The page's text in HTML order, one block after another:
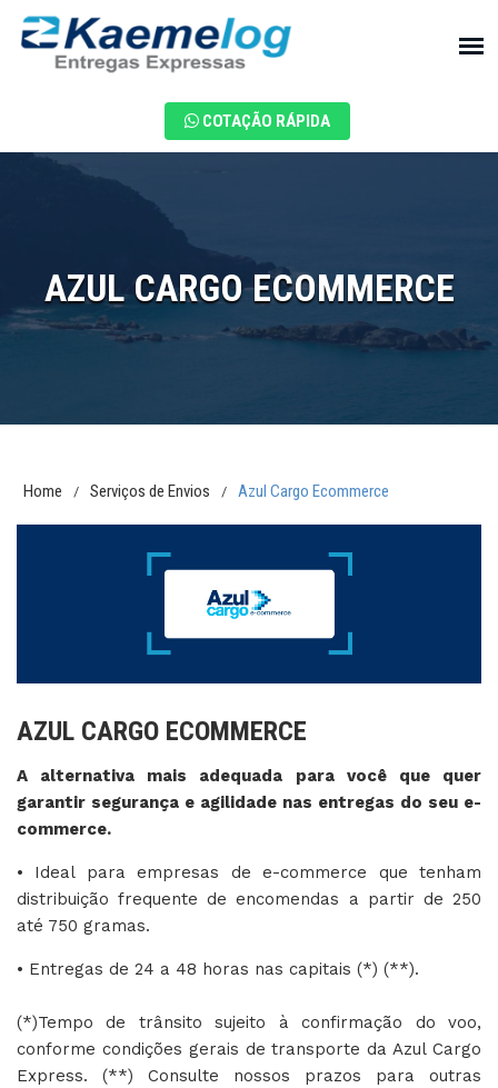
COTAÇÃO RÁPIDA
AZUL CARGO ECOMMERCE
Home / Serviços de Envios / Azul Cargo Ecommerce
AZUL CARGO ECOMMERCE
A alternativa mais adequada para você que quer
garantir segurança e agilidade nas entregas do seu e-
commerce.
• Ideal para empresas de e-commerce que tenham
distribuição frequente de encomendas a partir de 250
até 750 gramas.
• Entregas de 24 a 48 horas nas capitais (*) (**).
(*)Tempo de trânsito sujeito à confirmação do voo,
conforme condições gerais de transporte da Azul Cargo
Express. (**) Consulte nossos prazos para outras